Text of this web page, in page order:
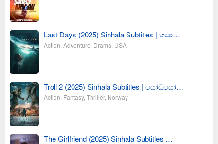
Last Days (2025) Sinhala Subtitles | භයා…
Action Adventure Drama USA
Troll 2 (2025) Sinhala Subtitles | යෝධයෝ…
Action Fantasy, Thriller, Norway
The Girlfriend (2025) Sinhala Subtitles …